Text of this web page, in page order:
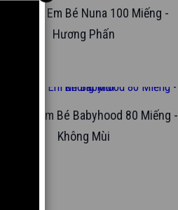
Khăn Ướt Em Bé Nuna 100 Miếng -
Hương Phấn
Ướt Em Bé Babyhood 80 Miếng -
Không Mùi